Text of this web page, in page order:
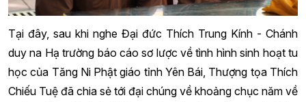
Tại đây, sau khi nghe Đại đức Thích Trung Kính - Chánh
duy na Hạ trường báo cáo sơ lược về tình hình sinh hoạt tu
học của Tăng Ni Phật giáo tỉnh Yên Bái, Thượng tọa Thích
Chiếu Tuệ đã chia sẻ tới đại chúng về khoảng chục năm về